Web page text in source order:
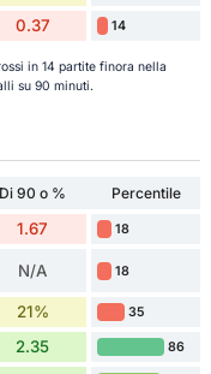
0.37 14
in 14 partite finora nella
su 90 minuti.
Di 90 o %
Percentile
1.67 18
N/A 18
21% 35
2.35 86